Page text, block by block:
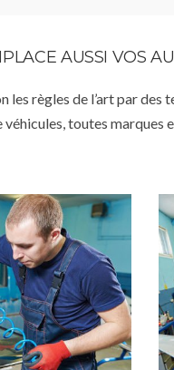
AUSSI VOS
les règles de l’art par
toutes